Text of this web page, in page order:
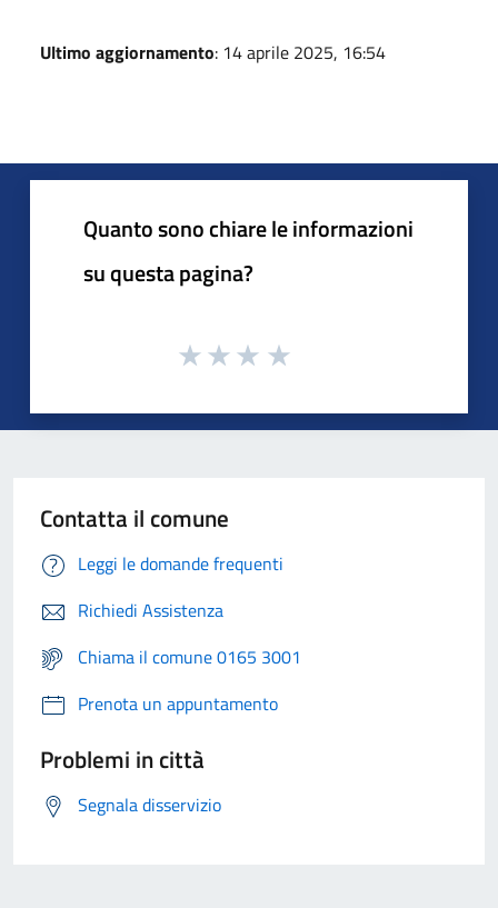
Ultimo aggiornamento: 14 aprile 2025, 16:54
Quanto sono chiare le informazioni
su questa pagina?
Contatta il comune
Leggi le domande frequenti
Richiedi Assistenza
Chiama il comune 0165 3001
Prenota un appuntamento
Problemi in città
Segnala disservizio